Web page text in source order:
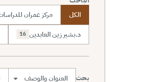
الكل مركز عمران
د.بشير زين العابدين 16
بحث